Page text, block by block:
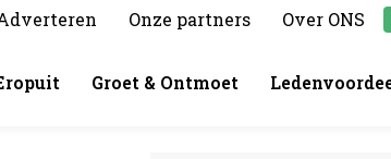
Onze partners Over ONS
Groet & Ontmoet